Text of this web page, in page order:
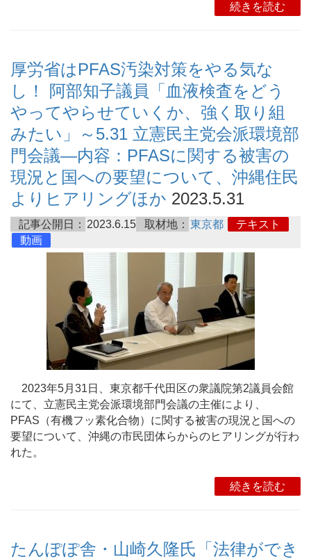
続きを読む
厚労省はPFAS汚染対策をやる気な
し！ 阿部知子議員「血液検査をどう
やってやらせていくか、強く取り組
みたい」～5.31 立憲民主党会派環境部
門会議―内容：PFASに関する被害の
現況と国への要望について、沖縄住民
よりヒアリングほか 2023.5.31
記事公開日： 2023.6.15 取材地： 東京都
テキスト
動画
2023年5月31日、東京都千代田区の衆議院第2議員会館
にて、立憲民主党会派環境部門会議の主催により、
PFAS（有機フッ素化合物）に関する被害の現況と国への
要望について、沖縄の市民団体らからのヒアリングが行わ
れた。
続きを読む
たんぽぽ舎・山崎久隆氏「法律ができ